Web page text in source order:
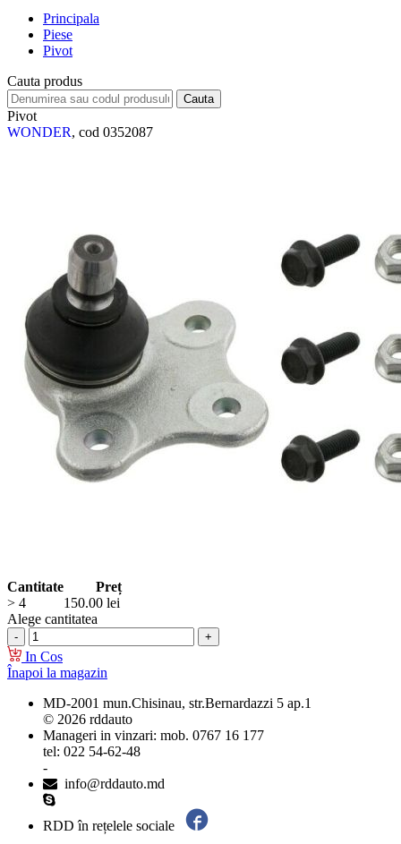
Principala
Piese
Pivot
Cauta produs
Pivot
WONDER, cod 0352087
Cantitate
Preț
> 4
150.00 lei
Alege cantitatea
In Cos
Înapoi la magazin
MD-2001 mun.Chisinau, str.Bernardazzi 5 ap.1
© 2026 rddauto
Manageri in vinzari: mob. 0767 16 177
tel: 022 54-62-48
-
info@rddauto.md
RDD în rețelele sociale